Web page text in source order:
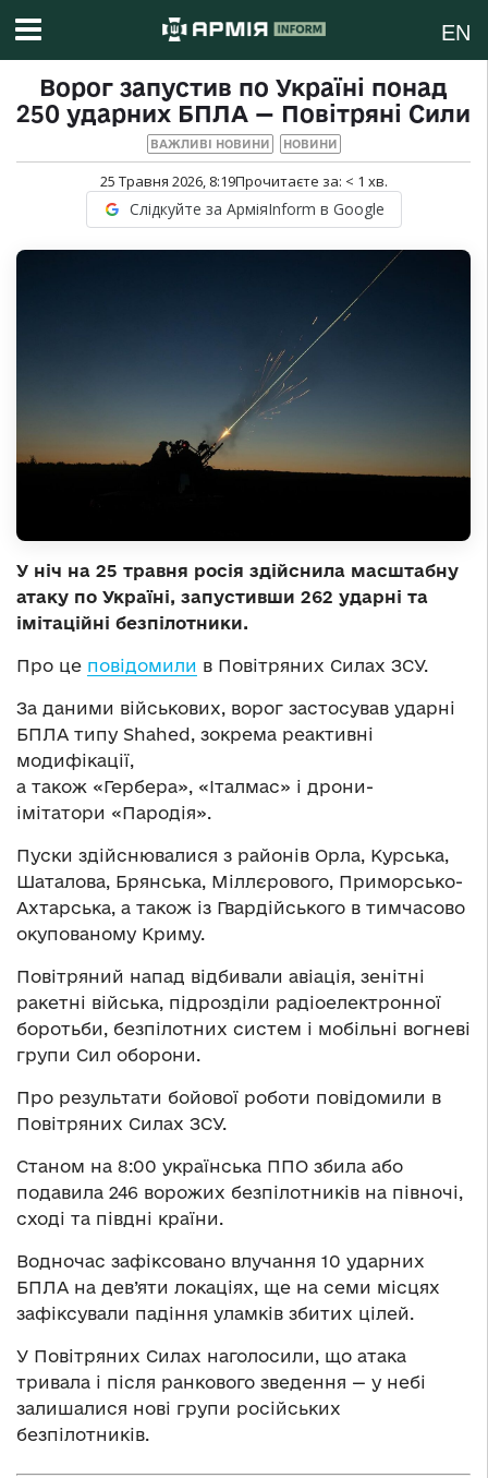
EN
Ворог запустив по Україні понад
250 ударних БПЛА — Повітряні Сили
ВАЖЛИВІ НОВИНИ НОВИНИ
25 Травня 2026, 8:19Прочитаєте за: < 1 хв.
Слідкуйте за АрміяInform в Google
У ніч на 25 травня росія здійснила масштабну
атаку по Україні, запустивши 262 ударні та
імітаційні безпілотники.
Про це повідомили в Повітряних Силах ЗСУ.
За даними військових, ворог застосував ударні
БПЛА типу Shahed, зокрема реактивні
модифікації,
а також «Гербера», «Італмас» і дрони-
імітатори «Пародія».
Пуски здійснювалися з районів Орла, Курська,
Шаталова, Брянська, Міллєрового, Приморсько-
Ахтарська, а також із Гвардійського в тимчасово
окупованому Криму.
Повітряний напад відбивали авіація, зенітні
ракетні війська, підрозділи радіоелектронної
боротьби, безпілотних систем і мобільні вогневі
групи Сил оборони.
Про результати бойової роботи повідомили в
Повітряних Силах ЗСУ.
Станом на 8:00 українська ППО збила або
подавила 246 ворожих безпілотників на півночі,
сході та півдні країни.
Водночас зафіксовано влучання 10 ударних
БПЛА на дев’яти локаціях, ще на семи місцях
зафіксували падіння уламків збитих цілей.
У Повітряних Силах наголосили, що атака
тривала і після ранкового зведення — у небі
залишалися нові групи російських
безпілотників.